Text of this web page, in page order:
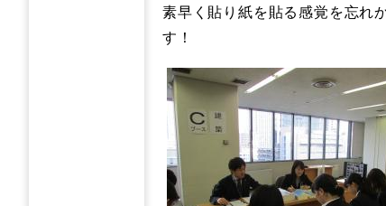
素早く貼り紙を貼る感覚を忘れ
す！